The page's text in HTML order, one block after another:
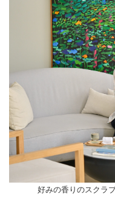
好みの香りのスクラ